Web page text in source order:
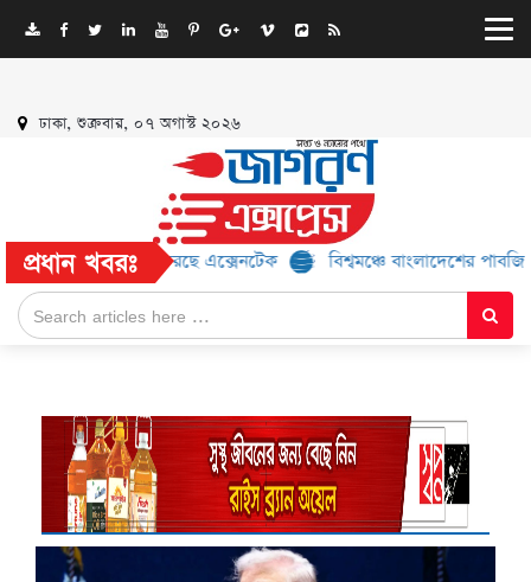
ঢাকা, শুক্রবার, ০৭ অগাস্ট ২০২৬
প্রধান খবরঃ
প্রদান করছে এক্সেনটেক বিশ্বমঞ্চে বাংলাদেশের পাবজি দলের